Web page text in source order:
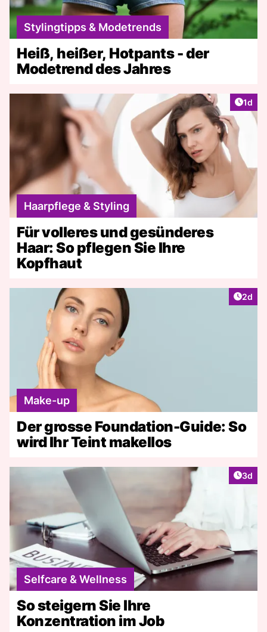
Stylingtipps & Modetrends
Heiß, heißer, Hotpants - der
Modetrend des Jahres
1d
Haarpflege & Styling
Für volleres und gesünderes
Haar: So pflegen Sie Ihre
Kopfhaut
2d
Make-up
Der grosse Foundation-Guide: So
wird Ihr Teint makellos
3d
Selfcare & Wellness
So steigern Sie Ihre
Konzentration im Job